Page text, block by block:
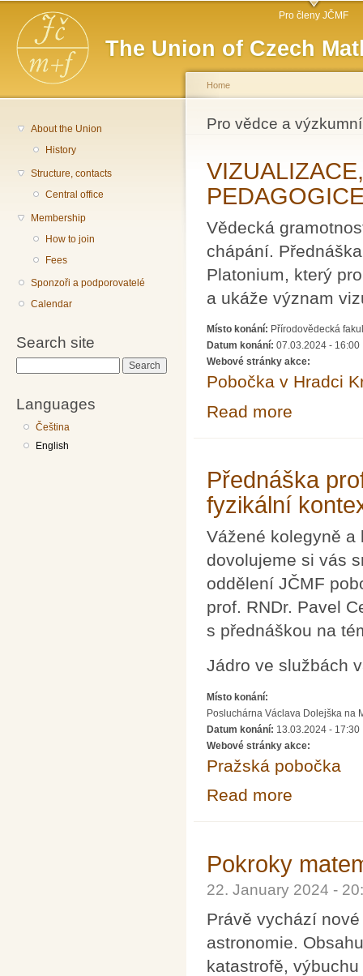
The Union of Czech
Main menu Pro členy JČMF
About the Union
History
Structure, contacts
Central office
Membership
How to join
Fees
Sponzoři a podporovatelé
Calendar
Search site
Languages
Čeština
English
You are here
Home
Pro vědce a
Vědecká
chápání.
Platonium, který
a ukáže význam
Místo konání: Přírodovědecká
Datum konání: 07.03.2024 - 16:00
Webové stránky akce:
Pobočka v Hradci
Read more
Přednáška
fyzikální
Vážené kolegyně a
dovolujeme si vás
oddělení JČMF
prof. RNDr. Pavel
s přednáškou na
Jádro ve službách
Místo konání:
Posluchárna Václava Dolejška na
Datum konání: 13.03.2024 - 17:30
Webové stránky akce:
Pražská pobočka
Read more
Pokroky
22. January 2024 -
Právě vychází
astronomie.
katastrofě,